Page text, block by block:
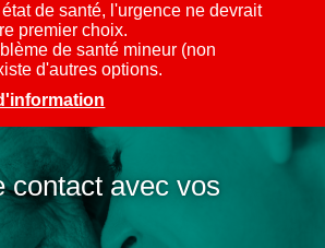
de santé, l'urgence ne devrait
premier choix.
de santé mineur (non
d'autres options.
contact avec vos